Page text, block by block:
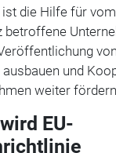
die Hilfe für vom
betroffene
von
und
weiter
EU-